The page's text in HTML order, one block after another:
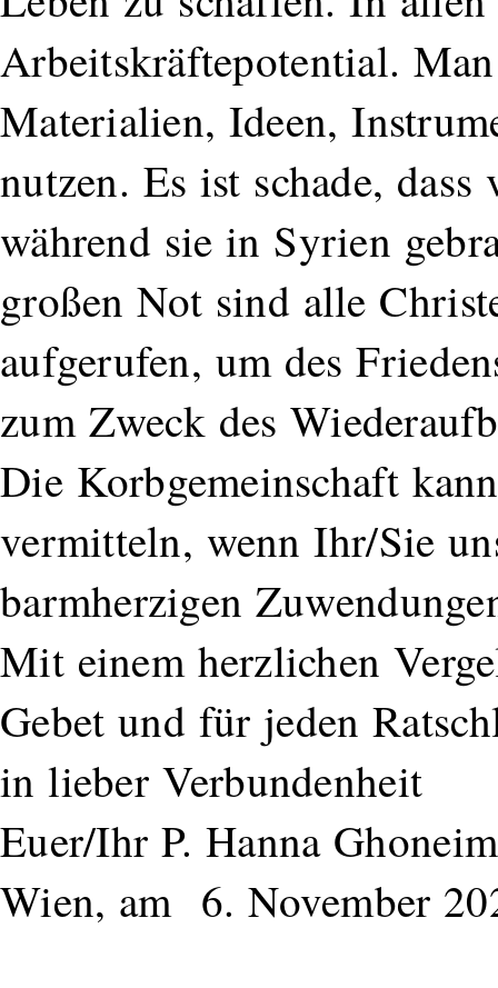
Arbeitskräftepotential.
Materialien, Ideen,
nutzen. Es ist schade,
während sie in Syrien
großen Not sind alle
aufgerufen, um des
zum Zweck des
Die Korbgemeinschaft
vermitteln, wenn Ihr/Sie
barmherzigen
Mit einem herzlichen
Gebet und für jeden
in lieber Verbundenheit
Euer/Ihr P. Hanna Ghoneim
Wien, am 6. November